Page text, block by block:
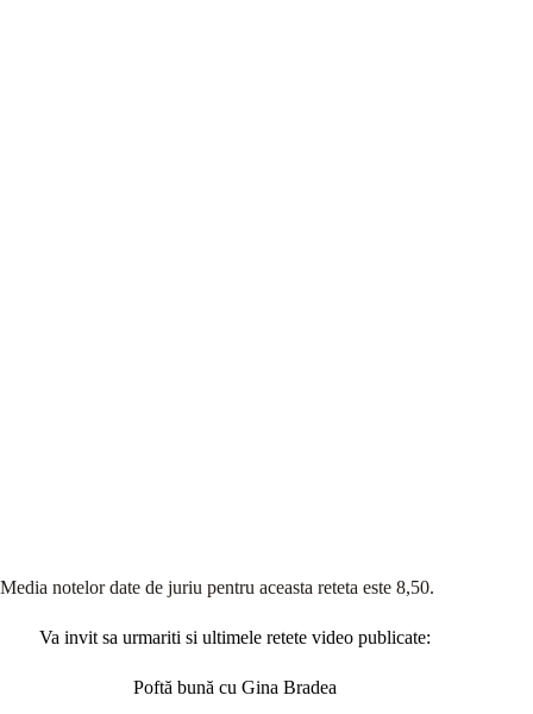
Media notelor date de juriu pentru aceasta reteta este 8,50.
Va invit sa urmariti si ultimele retete video publicate:
Poftă bună cu Gina Bradea